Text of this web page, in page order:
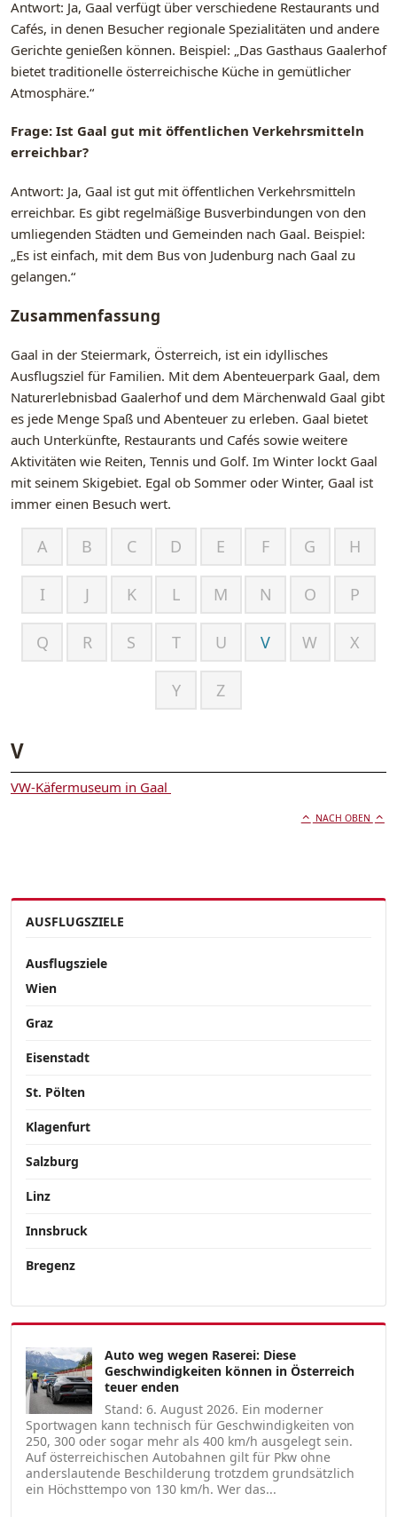
Antwort: Ja, Gaal verfügt über verschiedene Restaurants und
Cafés, in denen Besucher regionale Spezialitäten und andere
Gerichte genießen können. Beispiel: „Das Gasthaus Gaalerhof
bietet traditionelle österreichische Küche in gemütlicher
Atmosphäre.“
Frage: Ist Gaal gut mit öffentlichen Verkehrsmitteln
erreichbar?
Antwort: Ja, Gaal ist gut mit öffentlichen Verkehrsmitteln
erreichbar. Es gibt regelmäßige Busverbindungen von den
umliegenden Städten und Gemeinden nach Gaal. Beispiel:
„Es ist einfach, mit dem Bus von Judenburg nach Gaal zu
gelangen.“
Zusammenfassung
Gaal in der Steiermark, Österreich, ist ein idyllisches
Ausflugsziel für Familien. Mit dem Abenteuerpark Gaal, dem
Naturerlebnisbad Gaalerhof und dem Märchenwald Gaal gibt
es jede Menge Spaß und Abenteuer zu erleben. Gaal bietet
auch Unterkünfte, Restaurants und Cafés sowie weitere
Aktivitäten wie Reiten, Tennis und Golf. Im Winter lockt Gaal
mit seinem Skigebiet. Egal ob Sommer oder Winter, Gaal ist
immer einen Besuch wert.
A B C D E F G H
I J K L M N O P
Q R S T U V W X
Y Z
V
VW-Käfermuseum in Gaal
NACH OBEN
AUSFLUGSZIELE
Ausflugsziele
Wien
Graz
Eisenstadt
St. Pölten
Klagenfurt
Salzburg
Linz
Innsbruck
Bregenz
Auto weg wegen Raserei: Diese
Geschwindigkeiten können in Österreich
teuer enden
Stand: 6. August 2026. Ein moderner
Sportwagen kann technisch für Geschwindigkeiten von
250, 300 oder sogar mehr als 400 km/h ausgelegt sein.
Auf österreichischen Autobahnen gilt für Pkw ohne
anderslautende Beschilderung trotzdem grundsätzlich
ein Höchsttempo von 130 km/h. Wer das...